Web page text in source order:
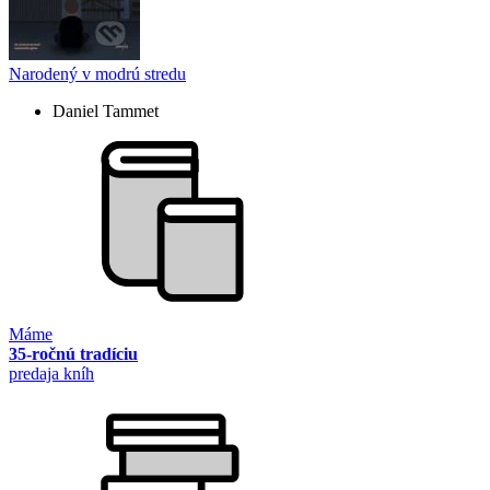
Narodený v modrú stredu
Daniel Tammet
Máme
35-ročnú tradíciu
predaja kníh